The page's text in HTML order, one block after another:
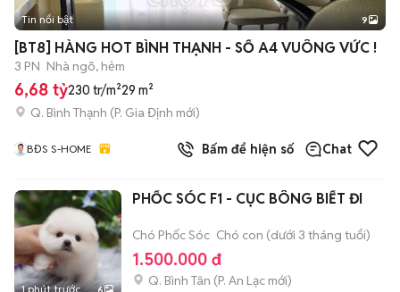
+2
Tin nổi bật 9
[BT8] HÀNG HOT BÌNH THẠNH - SỔ A4 VUÔNG VỨC !
3 PN Nhà ngõ, hẻm
6,68 tỷ230 tr/m²29 m²
Q. Bình Thạnh (P. Gia Định mới)
BĐS S-HOME Bấm để hiện số Chat
1 phút trước 6
PHỐC SÓC F1 - CỤC BÔNG BIẾT ĐI
Chó Phốc Sóc Chó con (dưới 3 tháng tuổi)
1.500.000 đ
Q. Bình Tân (P. An Lạc mới)